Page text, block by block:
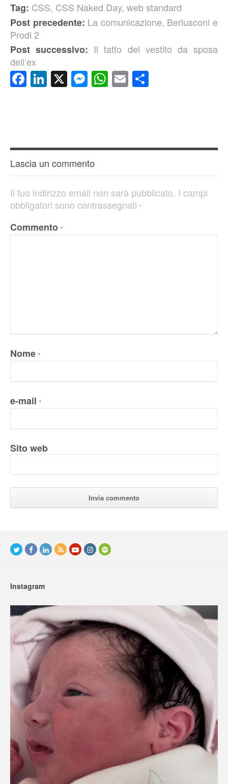
Tag: CSS, CSS Naked Day, web standard
Post precedente: La comunicazione, Berlusconi e
Prodi 2
Post successivo: Il tatto del vestito da sposa
dell’ex
Facebook
LinkedIn
X Messenger
WhatsApp
Email
Lascia un commento
Il tuo indirizzo email non sarà pubblicato. I campi
obbligatori sono contrassegnati *
Commento *
Nome *
e-mail *
Sito web
Instagram